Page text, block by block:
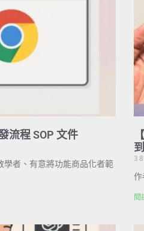
流程 SOP 文件
學者、有意將功能商品化者範
3
作
閱